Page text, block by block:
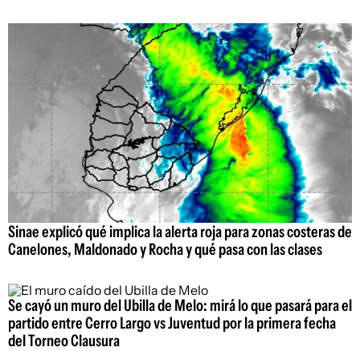
Sinae explicó qué implica la alerta roja para zonas costeras de
Canelones, Maldonado y Rocha y qué pasa con las clases
Se cayó un muro del Ubilla de Melo: mirá lo que pasará para el
partido entre Cerro Largo vs Juventud por la primera fecha
del Torneo Clausura